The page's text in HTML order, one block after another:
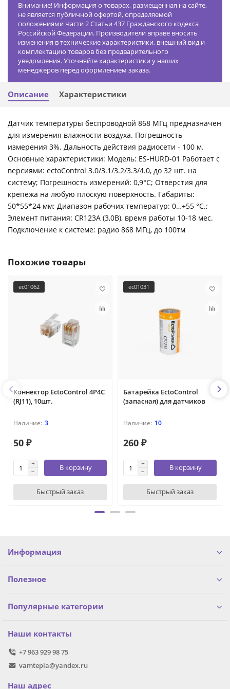
Внимание! Информация о товарах, размещенная на сайте,
не является публичной офертой, определяемой
положениями Части 2 Статьи 437 Гражданского кодекса
Российской Федерации. Производители вправе вносить
изменения в технические характеристики, внешний вид и
комплектацию товаров без предварительного
уведомления. Уточняйте характеристики у наших
менеджеров перед оформлением заказа.
Описание Характеристики
Датчик температуры беспроводной 868 МГц предназначен
для измерения влажности воздуха. Погрешность
измерения 3%. Дальность действия радиосети - 100 м.
Основные характеристики: Модель: ES-HURD-01 Работает с
версиями: ectoControl 3.0/3.1/3.2/3.3/4.0, до 32 шт. на
систему; Погрешность измерений: 0,9°С; Отверстия для
крепежа на любую плоскую поверхность. Габариты:
50*55*24 мм; Диапазон рабочих температур: 0…+55 °С.;
Элемент питания: CR123A (3,0В), время работы 10-18 мес.
Подключение к системе: радио 868 МГц, до 100тм
Похожие товары
ec01062
Коннектор EctoControl 4P4C
(RJ11), 10шт.
3
50 ₽
В корзину
Быстрый заказ
ec01031
Батарейка EctoControl
(запасная) для датчиков
10
260 ₽
В корзину
Быстрый заказ
Информация
Полезное
Популярные категории
Наши контакты
+7 963 929 98 75
vamtepla@yandex.ru
Наш адрес